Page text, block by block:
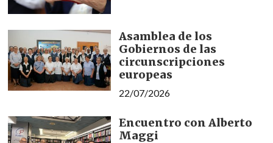
Asamblea de los
Gobiernos de las
circunscripciones
europeas
22/07/2026
Encuentro con Alberto
Maggi